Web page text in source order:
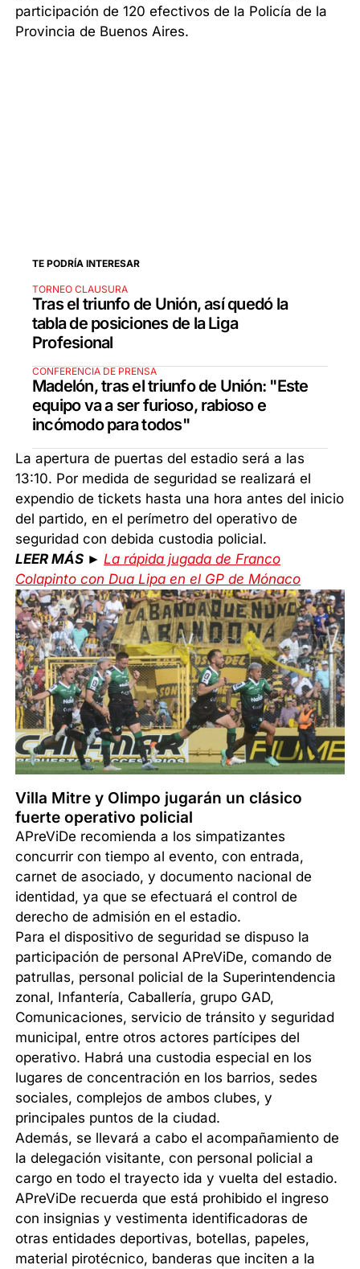
participación de 120 efectivos de la Policía de la
Provincia de Buenos Aires.
TE PODRÍA INTERESAR
TORNEO CLAUSURA
Tras el triunfo de Unión, así quedó la
tabla de posiciones de la Liga
Profesional
CONFERENCIA DE PRENSA
Madelón, tras el triunfo de Unión: "Este
equipo va a ser furioso, rabioso e
incómodo para todos"
La apertura de puertas del estadio será a las
13:10. Por medida de seguridad se realizará el
expendio de tickets hasta una hora antes del inicio
del partido, en el perímetro del operativo de
seguridad con debida custodia policial.
LEER MÁS ► La rápida jugada de Franco
Colapinto con Dua Lipa en el GP de Mónaco
Villa Mitre y Olimpo jugarán un clásico
fuerte operativo policial
APreViDe recomienda a los simpatizantes
concurrir con tiempo al evento, con entrada,
carnet de asociado, y documento nacional de
identidad, ya que se efectuará el control de
derecho de admisión en el estadio.
Para el dispositivo de seguridad se dispuso la
participación de personal APreViDe, comando de
patrullas, personal policial de la Superintendencia
zonal, Infantería, Caballería, grupo GAD,
Comunicaciones, servicio de tránsito y seguridad
municipal, entre otros actores partícipes del
operativo. Habrá una custodia especial en los
lugares de concentración en los barrios, sedes
sociales, complejos de ambos clubes, y
principales puntos de la ciudad.
Además, se llevará a cabo el acompañamiento de
la delegación visitante, con personal policial a
cargo en todo el trayecto ida y vuelta del estadio.
APreViDe recuerda que está prohibido el ingreso
con insignias y vestimenta identificadoras de
otras entidades deportivas, botellas, papeles,
material pirotécnico, banderas que inciten a la